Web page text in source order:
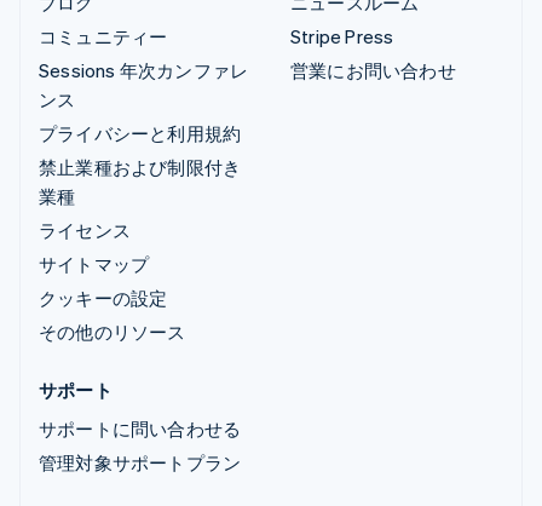
コミュニティー
Sessions 年次カンファレ
ンス
プライバシーと利用規約
禁止業種および制限付き
業種
ライセンス
サイトマップ
クッキーの設定
その他のリソース
Stripe Press
営業にお問い合わせ
サポート
サポートに問い合わせる
管理対象サポートプラン